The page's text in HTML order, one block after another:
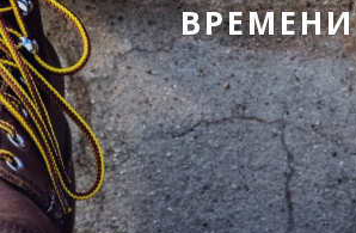
ВРЕМЕНИ